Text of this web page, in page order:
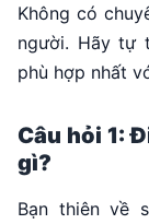
Không có
người. Hãy tự
phù hợp nhất
Câu hỏi 1:
gì?
Bạn thiên về